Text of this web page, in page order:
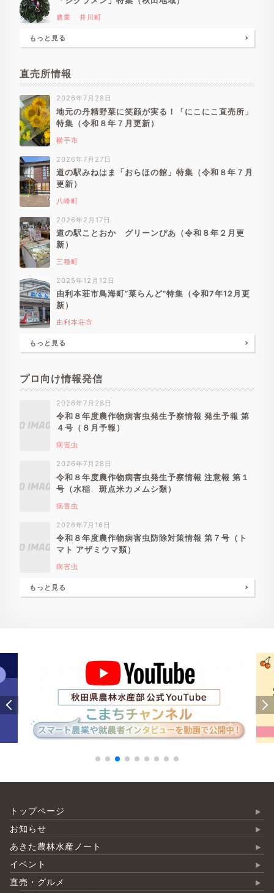
農業 井川町
もっと見る
直売所情報
2026年7月28日
地元の丹精野菜に笑顔が実る！「にこにこ直売所」
特集（令和８年７月更新）
横手市
2026年7月27日
道の駅みねはま「おらほの館」特集（令和８年７月
更新）
八峰町
2026年2月17日
道の駅ことおか グリーンぴあ（令和８年２月更
新）
三種町
2025年12月12日
由利本荘市鳥海町”菜らんど”特集（令和7年12月更
新）
由利本荘市
もっと見る
プロ向け情報発信
2026年7月28日
令和８年度農作物病害虫発生予察情報 発生予報 第
４号（８月予報）
病害虫
2026年7月28日
令和８年度農作物病害虫発生予察情報 注意報 第１
号（水稲 斑点米カメムシ類）
病害虫
2026年7月16日
令和８年度農作物病害虫防除対策情報 第７号（ト
マト アザミウマ類）
病害虫
もっと見る
トップページ
お知らせ
あきた農林水産ノート
イベント
直売・グルメ